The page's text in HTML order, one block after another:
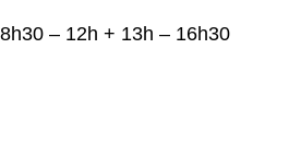
8h30 – 12h + 13h – 16h30